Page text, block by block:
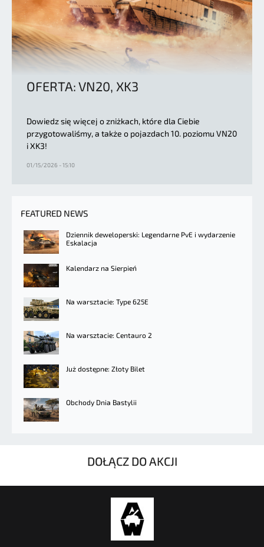
OFERTA: VN20, XK3
Dowiedz się więcej o zniżkach, które dla Ciebie
przygotowaliśmy, a także o pojazdach 10. poziomu VN20
i XK3!
01/15/2026 - 15:10
FEATURED NEWS
Dziennik deweloperski: Legendarne PvE i wydarzenie
Eskalacja
Kalendarz na Sierpień
Na warsztacie: Type 625E
Na warsztacie: Centauro 2
Już dostępne: Złoty Bilet
Obchody Dnia Bastylii
DOŁĄCZ DO AKCJI